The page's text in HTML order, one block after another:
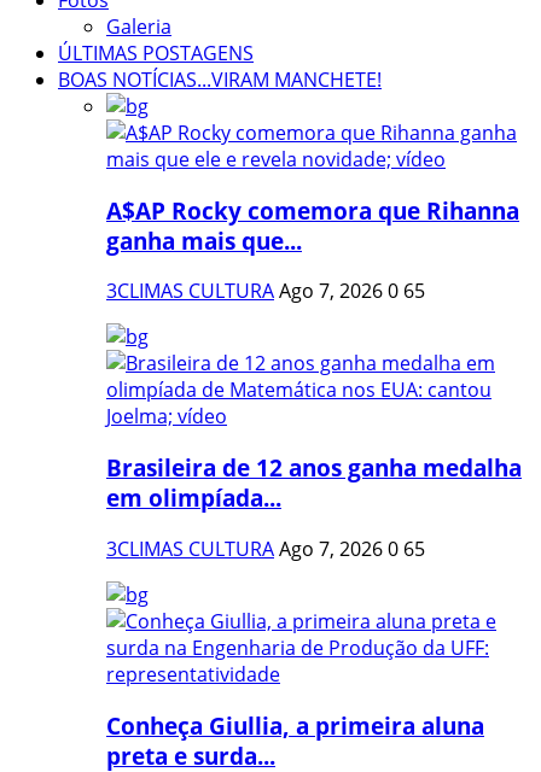
Galeria
ÚLTIMAS POSTAGENS
BOAS NOTÍCIAS...VIRAM MANCHETE!
A$AP Rocky comemora que Rihanna
ganha mais que...
3CLIMAS CULTURAAgo 7, 20260 65
Brasileira de 12 anos ganha medalha
em olimpíada...
3CLIMAS CULTURAAgo 7, 20260 65
Conheça Giullia, a primeira aluna
preta e surda...